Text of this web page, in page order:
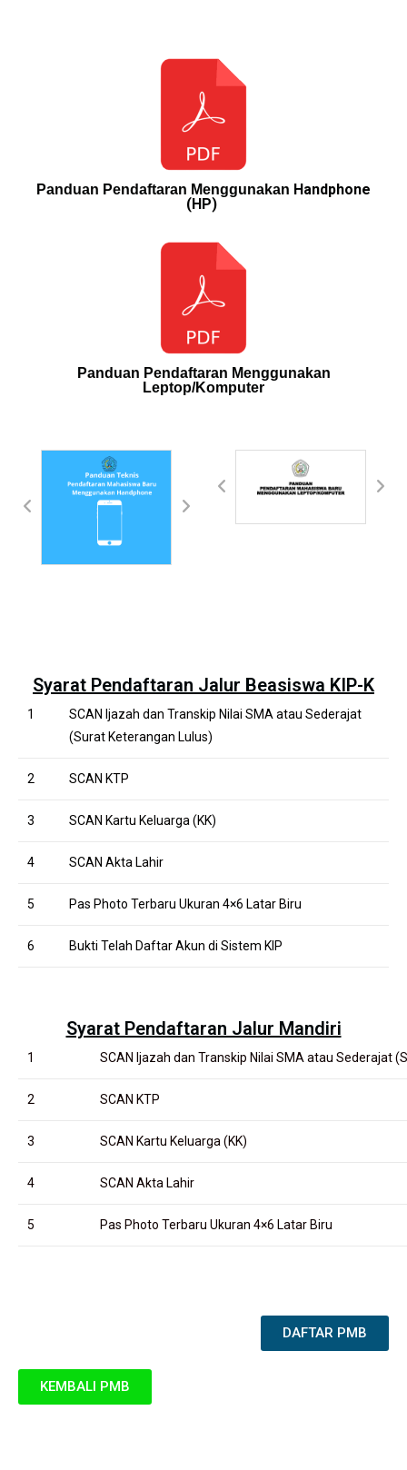
Panduan Pendaftaran Menggunakan Handphone
(HP)
Panduan Pendaftaran Menggunakan
Leptop/Komputer
Syarat Pendaftaran Jalur Beasiswa KIP-K
1
SCAN Ijazah dan Transkip Nilai SMA atau Sederajat
(Surat Keterangan Lulus)
2 SCAN KTP
3 SCAN Kartu Keluarga (KK)
4 SCAN Akta Lahir
5 Pas Photo Terbaru Ukuran 4×6 Latar Biru
6 Bukti Telah Daftar Akun di Sistem KIP
Syarat Pendaftaran Jalur Mandiri
1 SCAN Ijazah dan Transkip Nilai SMA atau Sederajat
2 SCAN KTP
3 SCAN Kartu Keluarga (KK)
4 SCAN Akta Lahir
5 Pas Photo Terbaru Ukuran 4×6 Latar Biru
DAFTAR PMB
KEMBALI PMB